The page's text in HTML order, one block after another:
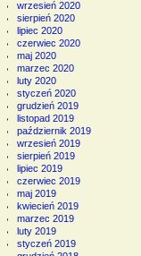
wrzesień 2020
sierpień 2020
lipiec 2020
czerwiec 2020
maj 2020
marzec 2020
luty 2020
styczeń 2020
grudzień 2019
listopad 2019
październik 2019
wrzesień 2019
sierpień 2019
lipiec 2019
czerwiec 2019
maj 2019
kwiecień 2019
marzec 2019
luty 2019
styczeń 2019